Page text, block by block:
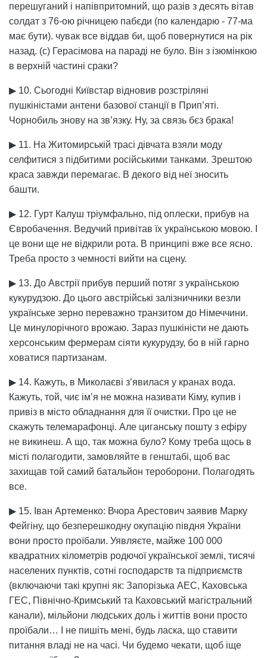
перешуганий і напівпритомний, що разів з десять вітав
солдат з 76-ою річницею пабєди (по календарю - 77-ма
має бути). чувак все віддав би, щоб повернутися на рік
назад. (с) Герасімова на параді не було. Він з ізюмінкою
в верхній частині сраки?
▶ 10. Сьогодні Київстар відновив розстріляні
пушкіністами антени базової станції в Прип’яті.
Чорнобиль знову на зв’язку. Ну, за связь бєз брака!
▶ 11. На Житомирській трасі дівчата взяли моду
селфитися з підбитими російськими танками. Зрештою
краса завжди перемагає. В декого від неї зносить
башти.
▶ 12. Гурт Калуш тріумфально, під оплески, прибув на
Євробачення. Ведучий привітав їх українською мовою. І
це вони ще не відкрили рота. В принципі вже все ясно.
Треба просто з чемності вийти на сцену.
▶ 13. До Австрії прибув перший потяг з українською
кукурудзою. До цього австрійські залізничники везли
українське зерно переважно транзитом до Німеччини.
Це минулорічного врожаю. Зараз пушкіністи не дають
херсонським фермерам сіяти кукурудзу, бо в ній гарно
ховатися партизанам.
▶ 14. Кажуть, в Миколаєві з’явилася у кранах вода.
Кажуть, той, чиє ім’я не можна називати Кіму, купив і
привіз в місто обладнання для її очистки. Про це не
скажуть телемарафонці. Але циганську пошту з ефіру
не викинеш. А що, так можна було? Кому треба щось в
місті полагодити, замовляйте в генштабі, щоб вас
захищав той самий батальйон тероборони. Полагодять
все.
▶ 15. Іван Артеменко: Вчора Арестович заявив Марку
Фейгіну, що безперешкодну окупацію півдня України
вони просто проїбали. Уявляєте, майже 100 000
квадратних кілометрів родючої української землі, тисячі
населених пунктів, сотні господарств та підприємств
(включаючи такі крупні як: Запорізька АЕС, Каховська
ГЕС, Північно-Кримський та Каховський магістральний
канали), мільйони людських доль і життів вони просто
проїбали… І не пишіть мені, будь ласка, що ставити
питання владі не на часі. Чи будемо чекати, щоб іще